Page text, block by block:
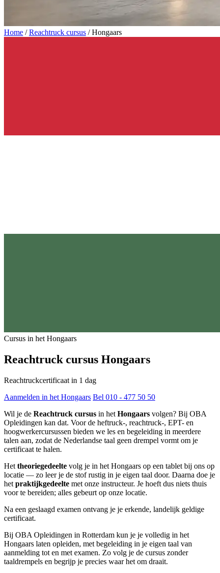
Home / Reachtruck cursus / Hongaars
Cursus in het Hongaars
Reachtruck cursus Hongaars
Reachtruckcertificaat in 1 dag
Aanmelden in het Hongaars Bel 010 - 477 50 50
Wil je de Reachtruck cursus in het Hongaars volgen? Bij OBA
Opleidingen kan dat. Voor de heftruck-, reachtruck-, EPT- en
hoogwerkercursussen bieden we les en begeleiding in meerdere
talen aan, zodat de Nederlandse taal geen drempel vormt om je
certificaat te halen.
Het theoriegedeelte volg je in het Hongaars op een tablet bij ons op
locatie — zo leer je de stof rustig in je eigen taal door. Daarna doe je
het praktijkgedeelte met onze instructeur. Je hoeft dus niets thuis
voor te bereiden; alles gebeurt op onze locatie.
Na een geslaagd examen ontvang je je erkende, landelijk geldige
certificaat.
Bij OBA Opleidingen in Rotterdam kun je je volledig in het
Hongaars laten opleiden, met begeleiding in je eigen taal van
aanmelding tot en met examen. Zo volg je de cursus zonder
taaldrempels en begrijp je precies waar het om draait.